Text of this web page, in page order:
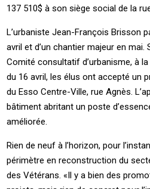
137 510$ à son siège social de la
L’urbaniste Jean-François Brisson
avril et d’un chantier majeur en
Comité consultatif d’urbanisme, à
du 16 avril, les élus ont accepté un
du Esso Centre-Ville, rue Agnès.
bâtiment abritant un poste
améliorée.
Rien de neuf à l’horizon, pour
périmètre en reconstruction du
des Vétérans. «Il y a bien des